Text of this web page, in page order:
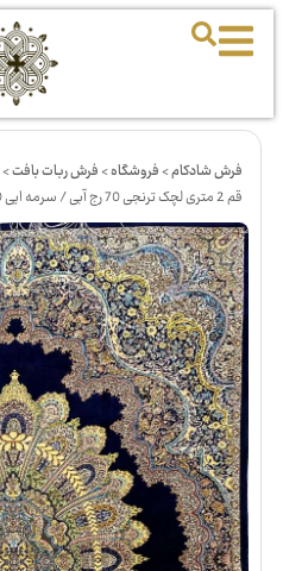
فرش شادکام>فروشگاه>فرش ربات بافت>
قم 2 متری لچک ترنجی 70 رج آبی / سرمه ایی 120*180 مستطیل 8 کیلو